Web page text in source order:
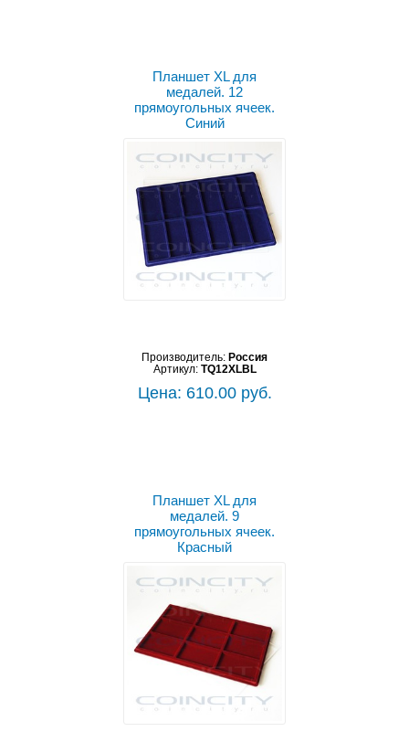
Планшет XL для
медалей. 12
прямоугольных ячеек.
Синий
Производитель: Россия
Артикул: TQ12XLBL
Цена: 610.00 руб.
Планшет XL для
медалей. 9
прямоугольных ячеек.
Красный